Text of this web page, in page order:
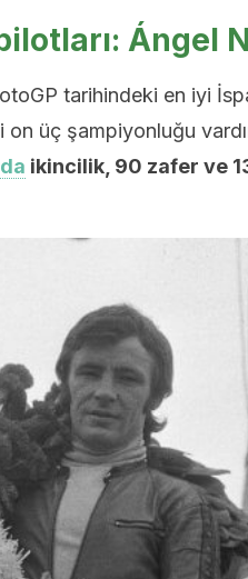
Ángel
tarihindeki en iyi
üç şampiyonluğu
ikincilik, 90 zafer ve